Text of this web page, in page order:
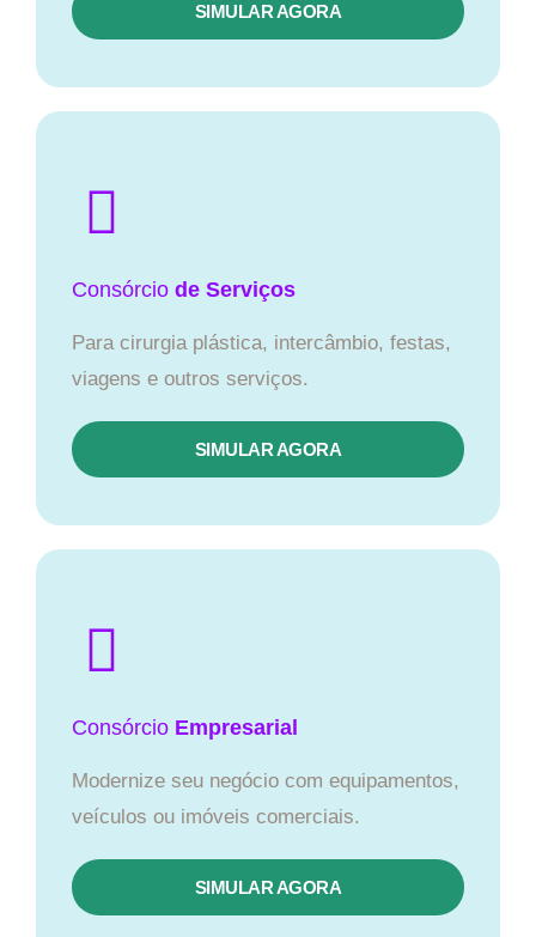
SIMULAR AGORA
Consórcio de Serviços
Para cirurgia plástica, intercâmbio, festas,
viagens e outros serviços.
SIMULAR AGORA
Consórcio Empresarial
Modernize seu negócio com equipamentos,
veículos ou imóveis comerciais.
SIMULAR AGORA